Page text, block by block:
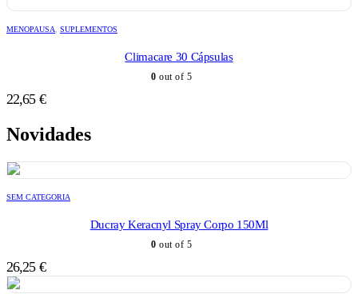
MENOPAUSA SUPLEMENTOS
Climacare 30 Cápsulas
0 out of 5
22,65 €
Novidades
SEM CATEGORIA
Ducray Keracnyl Spray Corpo 150Ml
0 out of 5
26,25 €